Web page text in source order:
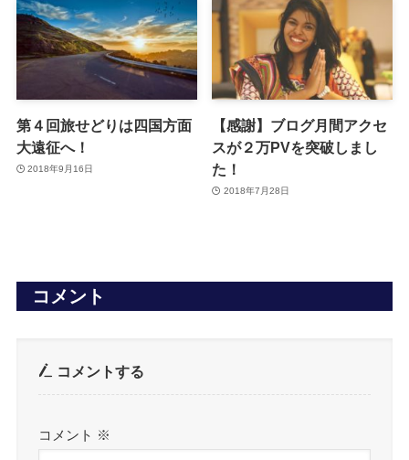
第４回旅せどりは四国方面
大遠征へ！
2018年9月16日
【感謝】ブログ月間アクセ
スが２万PVを突破しまし
た！
2018年7月28日
コメント
コメントする
コメント ※